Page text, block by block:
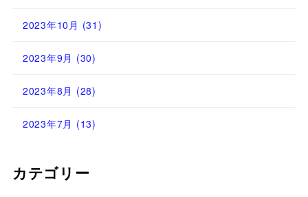
2023年10月 (31)
2023年9月 (30)
2023年8月 (28)
2023年7月 (13)
カテゴリー